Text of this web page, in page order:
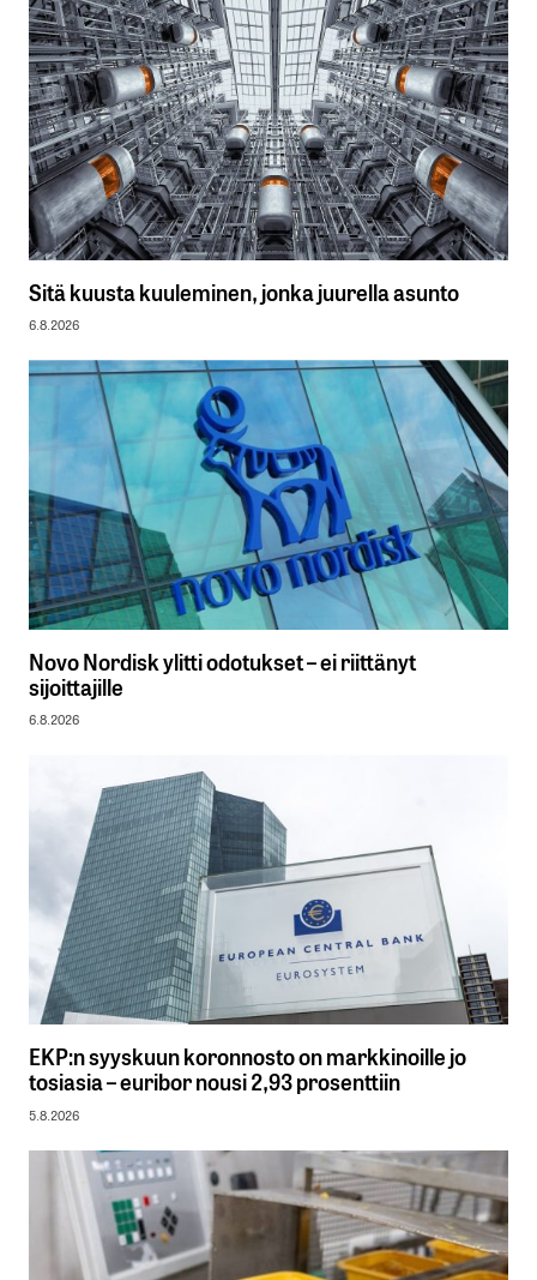
Sitä kuusta kuuleminen, jonka juurella asunto
6.8.2026
Novo Nordisk ylitti odotukset – ei riittänyt
sijoittajille
6.8.2026
EKP:n syyskuun koronnosto on markkinoille jo
tosiasia – euribor nousi 2,93 prosenttiin
5.8.2026